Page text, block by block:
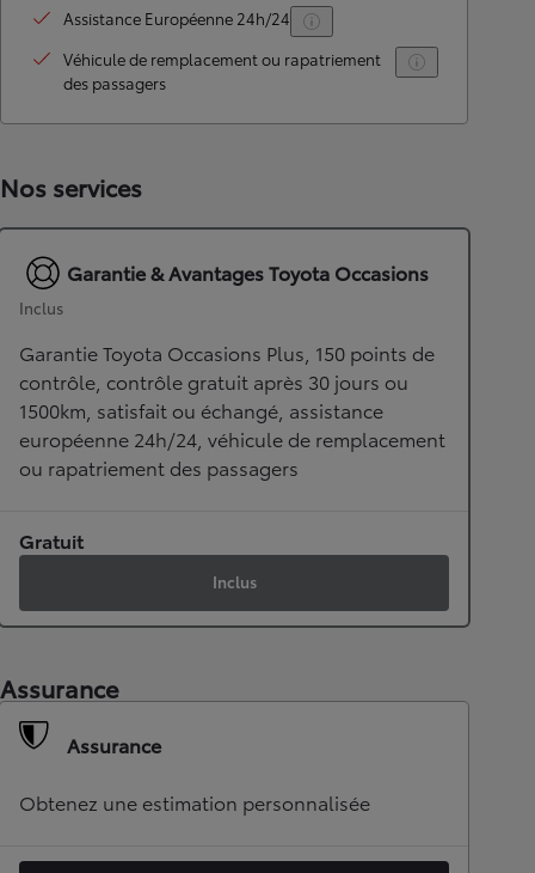
Assistance Européenne 24h/24
Véhicule de remplacement ou rapatriement
des passagers
Nos services
Garantie & Avantages Toyota Occasions
Inclus
Garantie Toyota Occasions Plus, 150 points de
contrôle, contrôle gratuit après 30 jours ou
1500km, satisfait ou échangé, assistance
européenne 24h/24, véhicule de remplacement
ou rapatriement des passagers
Gratuit
Inclus
Assurance
Assurance
Obtenez une estimation personnalisée